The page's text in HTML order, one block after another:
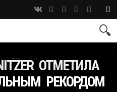
ОТМЕТИЛА
РЕКОРДОМ